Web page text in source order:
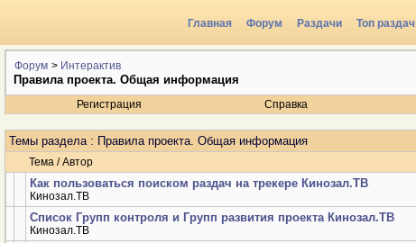
Главная Форум Раздачи Топ раздач
Форум >Интерактив
Правила проекта. Общая информация
Регистрация
Справка
Темы раздела: Правила проекта. Общая информация
Тема /Автор
Как пользоваться поиском раздач на трекере Кинозал.ТВ
Кинозал.ТВ
Список Групп контроля и Групп развития проекта Кинозал.ТВ